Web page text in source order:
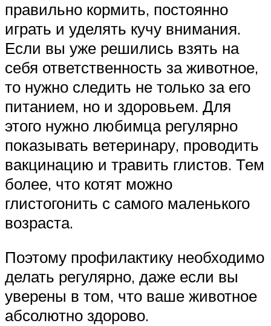
правильно кормить, постоянно
играть и уделять кучу внимания.
Если вы уже решились взять на
себя ответственность за животное,
то нужно следить не только за его
питанием, но и здоровьем. Для
этого нужно любимца регулярно
показывать ветеринару, проводить
вакцинацию и травить глистов. Тем
более, что котят можно
глистогонить с самого маленького
возраста.
Поэтому профилактику необходимо
делать регулярно, даже если вы
уверены в том, что ваше животное
абсолютно здорово.